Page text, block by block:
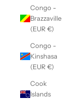
Congo -
Brazzaville
(EUR €)
Congo -
Kinshasa
(EUR €)
Cook
Islands